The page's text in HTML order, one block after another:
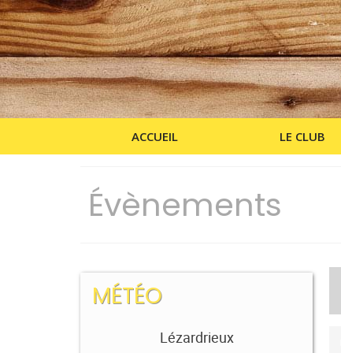
ACCUEIL LE CLUB
Évènements
MÉTÉO
Lézardrieux